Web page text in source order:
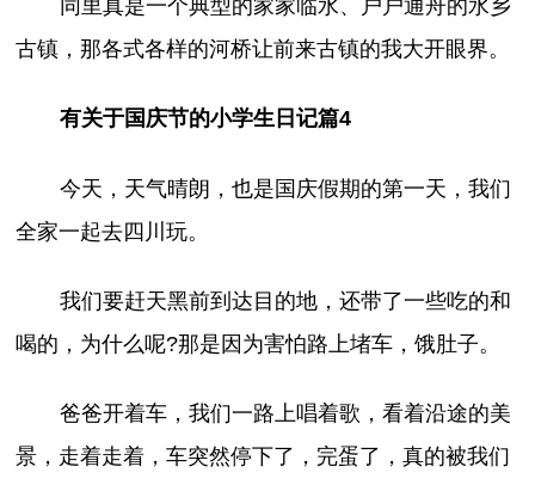
同里真是一个典型的家家临水、户户通舟的水乡
古镇，那各式各样的河桥让前来古镇的我大开眼界。
有关于国庆节的小学生日记篇4
今天，天气晴朗，也是国庆假期的第一天，我们
全家一起去四川玩。
我们要赶天黑前到达目的地，还带了一些吃的和
喝的，为什么呢?那是因为害怕路上堵车，饿肚子。
爸爸开着车，我们一路上唱着歌，看着沿途的美
景，走着走着，车突然停下了，完蛋了，真的被我们